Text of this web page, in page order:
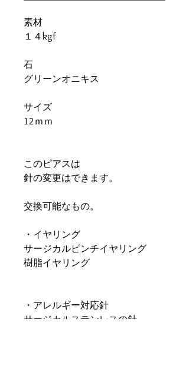
素材
１４kgf
石
グリーンオニキス
サイズ
12ｍｍ
このピアスは
針の変更はできます。
交換可能なもの。
・イヤリング
サージカルピンチイヤリング
樹脂イヤリング
・アレルギー対応針
サージカルステンレスの針